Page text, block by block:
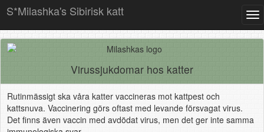
S*Milashka's Sibirisk katt
Virussjukdomar hos katter
Rutinmässigt ska våra katter vaccineras mot kattpest och
kattsnuva. Vaccinering görs oftast med levande försvagat virus.
Det finns även vaccin med avdödat virus, men det ger inte samma